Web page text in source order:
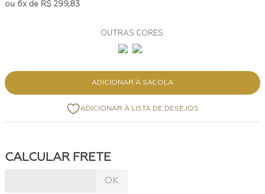
6 R$ 299,83
ADICIONAR À SACOLA